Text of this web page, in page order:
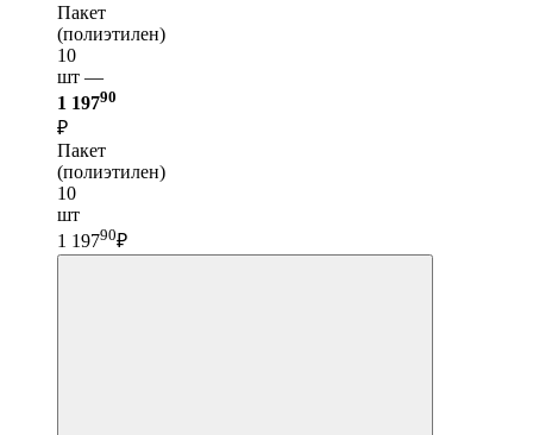
Пакет
(полиэтилен)
10
шт —
1 19790
₽
Пакет
(полиэтилен)
10
шт
1 19790₽